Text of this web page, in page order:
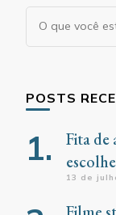
Procurando
POSTS
Fita de
13 de